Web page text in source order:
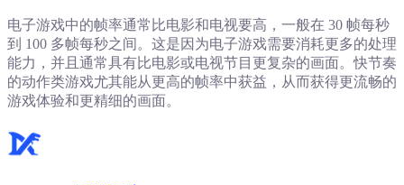
电子游戏中的帧率通常比电影和电视要高，一般在 30 帧每秒
到 100 多帧每秒之间。这是因为电子游戏需要消耗更多的处理
能力，并且通常具有比电影或电视节目更复杂的画面。快节奏
的动作类游戏尤其能从更高的帧率中获益，从而获得更流畅的
游戏体验和更精细的画面。